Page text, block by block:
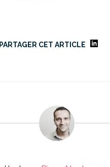
PARTAGER CET ARTICLE